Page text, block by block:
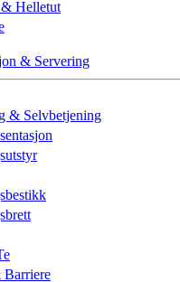
Helletut
& Servering
& Selvbetjening